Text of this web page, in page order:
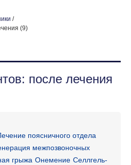
/
(9)
после лечения
поясничного отдела
межпозвоночных
грыжа Онемение Селлгель-